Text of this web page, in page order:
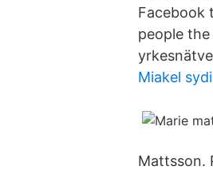
Facebook
people
Miakel
Mattsson.